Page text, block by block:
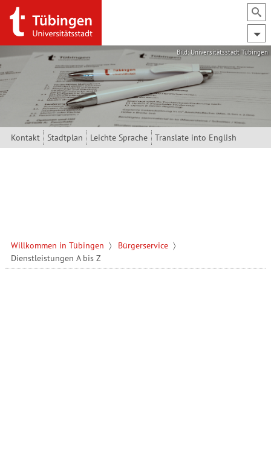
Direkt zum Inhalt
Bild: Universitätsstadt Tübingen
Kontakt Stadtplan Leichte Sprache Translate into English
Willkommen in Tübingen
Bürgerservice
Dienstleistungen A bis Z